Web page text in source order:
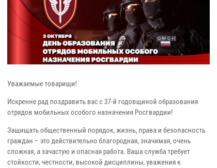
Уважаемые товарищи!
Искренне рад поздравить вас с 37-й годовщиной образования
отрядов мобильных особого назначения Росгвардии!
Защищать общественный порядок, жизнь, права и безопасность
граждан – это действительно благородная, значимая, очень
сложная, а зачастую и опасная работа. Ваша служба требует
стойкости, честности, высокой дисциплины, уважения к